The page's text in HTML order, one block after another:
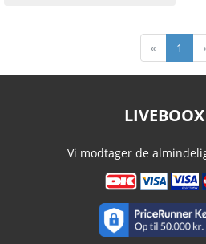
« 1
Vi modtager de